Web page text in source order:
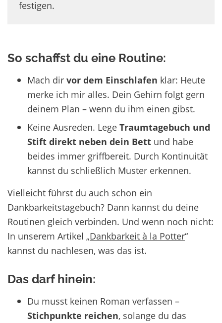
festigen.
So schaffst du eine Routine:
Mach dir vor dem Einschlafen klar: Heute
merke ich mir alles. Dein Gehirn folgt gern
deinem Plan – wenn du ihm einen gibst.
Keine Ausreden. Lege Traumtagebuch und
Stift direkt neben dein Bett und habe
beides immer griffbereit. Durch Kontinuität
kannst du schließlich Muster erkennen.
Vielleicht führst du auch schon ein
Dankbarkeitstagebuch? Dann kannst du deine
Routinen gleich verbinden. Und wenn noch nicht:
In unserem Artikel „Dankbarkeit à la Potter“
kannst du nachlesen, was das ist.
Das darf hinein:
Du musst keinen Roman verfassen –
Stichpunkte reichen, solange du das